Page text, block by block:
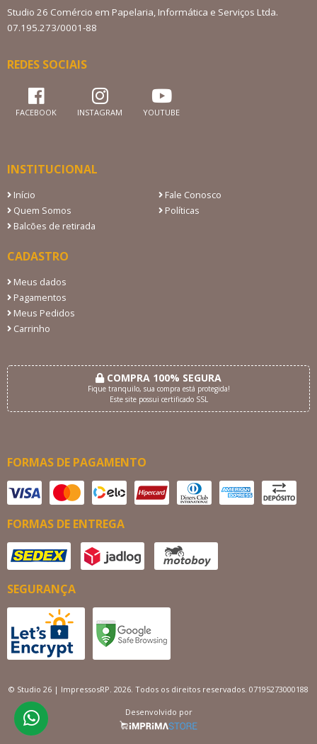
Studio 26 Comércio em Papelaria, Informática e Serviços Ltda.
07.195.273/0001-88
REDES SOCIAIS
FACEBOOK INSTAGRAM YOUTUBE
INSTITUCIONAL
Início
Fale Conosco
Quem Somos
Políticas
Balcões de retirada
CADASTRO
Meus dados
Pagamentos
Meus Pedidos
Carrinho
COMPRA 100% SEGURA
Fique tranquilo, sua compra está protegida!
Este site possui certificado SSL
FORMAS DE PAGAMENTO
FORMAS DE ENTREGA
SEGURANÇA
© Studio 26 | ImpressosRP. 2026. Todos os direitos reservados. 07195273000188
Desenvolvido por